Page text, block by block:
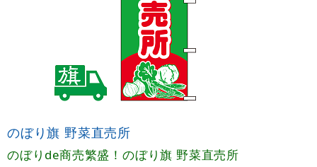
のぼり旗 野菜直売所
のぼりde商売繁盛！のぼり旗 野菜直売所